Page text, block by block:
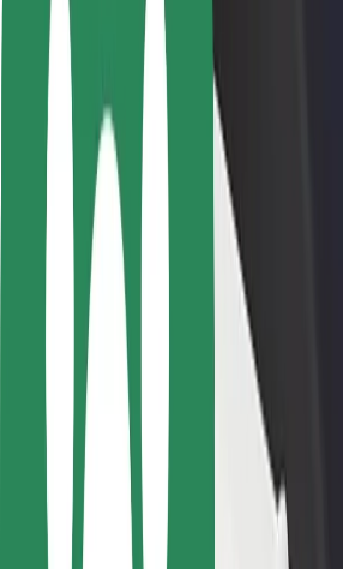
Seguridad para usuarios
Seguridad para conductores
Seguridad para patinetes
Laboratorio de seguridad
Ciudades
Dónde estamos
Soluciones para las ciudades
Aeropuertos
Estaciones de carga de Bolt
Soporte
Para usuarios
Para conductores
Para repartidores